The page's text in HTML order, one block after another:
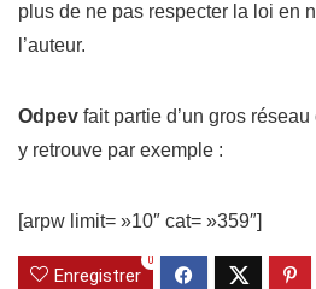
plus de ne pas respecter la loi en
l’auteur.
Odpev fait partie d’un gros
y retrouve par exemple :
[arpw limit= »10″ cat= »359″]
Enregistrer
0